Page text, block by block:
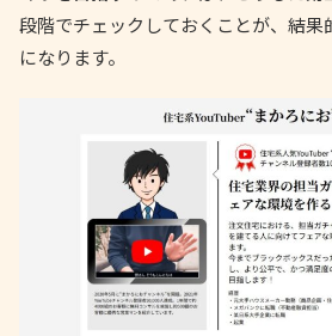
段階でチェックしておくことが、結果
になります。